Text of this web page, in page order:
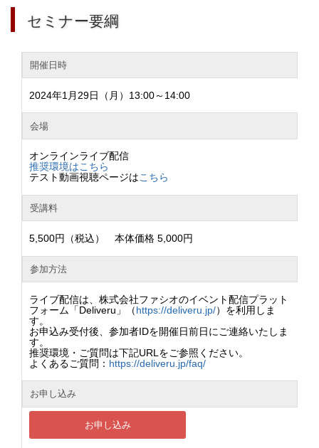
セミナー要綱
開催日時
2024年1月29日（月）13:00～14:00
会場
オンラインライブ配信
推奨環境はこちら
テスト動画視聴ページはこちら
受講料
5,500円（税込） 本体価格 5,000円
参加方法
ライブ配信は、株式会社ファシオのイベント配信プラット
フォーム「Deliveru」（https://deliveru.jp/）を利用しま
す。
お申込み受付後、参加者IDを開催日前日にご連絡いたしま
す。
推奨環境・ご質問は下記URLをご参照ください。
よくあるご質問： https://deliveru.jp/faq/
お申し込み
お申し込み